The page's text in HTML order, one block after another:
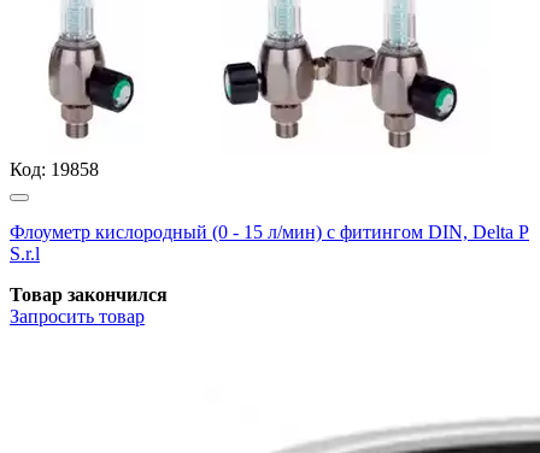
Код: 19858
Флоуметр кислородный (0 - 15 л/мин) с фитингом DIN, Delta P
S.r.l
Товар закончился
Запросить товар